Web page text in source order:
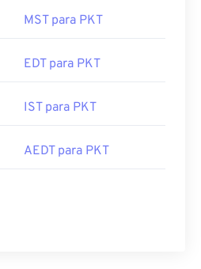
MST para PKT
EDT para PKT
IST para PKT
AEDT para PKT